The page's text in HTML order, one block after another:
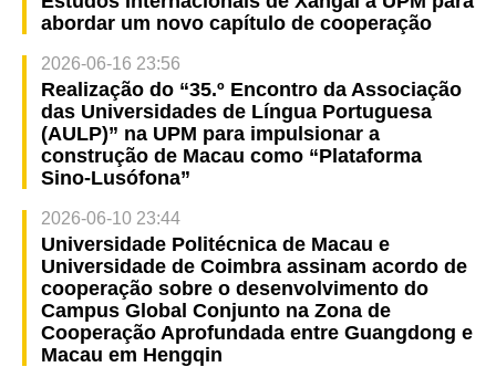
abordar um novo capítulo de cooperação
2026-06-16 23:56
Realização do “35.º Encontro da Associação
das Universidades de Língua Portuguesa
(AULP)” na UPM para impulsionar a
construção de Macau como “Plataforma
Sino-Lusófona”
2026-06-10 23:44
Universidade Politécnica de Macau e
Universidade de Coimbra assinam acordo de
cooperação sobre o desenvolvimento do
Campus Global Conjunto na Zona de
Cooperação Aprofundada entre Guangdong e
Macau em Hengqin